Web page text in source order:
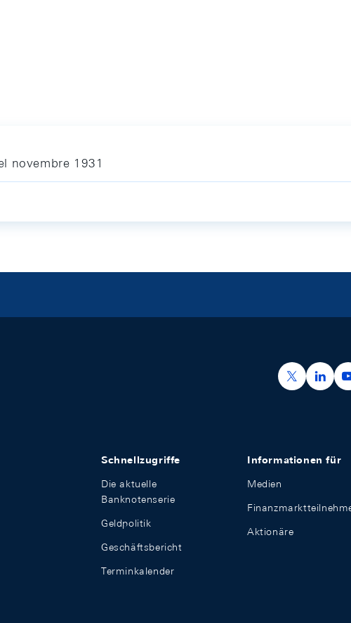
novembre 1931
https://
Schnellzugriffe
Die aktuelle
Banknotenserie
Geldpolitik
Geschäftsbericht
Terminkalender
Informationen für
Medien
Aktionäre